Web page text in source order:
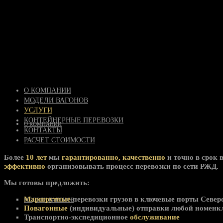
О КОМПАНИИ
МОДЕЛИ ВАГОНОВ
О КОМПАНИИ
МОДЕЛИ ВАГОНОВ
УСЛУГИ
КОНТЕЙНЕРНЫЕ ПЕРЕВОЗКИ
КОНТАКТЫ
РАСЧЕТ СТОИМОСТИ
Более 10 летмы гарантированно, качественно и точно в срок
эффективно организовывать процесс перевозки по сети РЖД.
Мы готовы предложить:
Маршрутныеперевозки грузов в ключевые порты
Повагонные (индивидуальные) отправки любой
Транспортно-экспедиционное обслуживание